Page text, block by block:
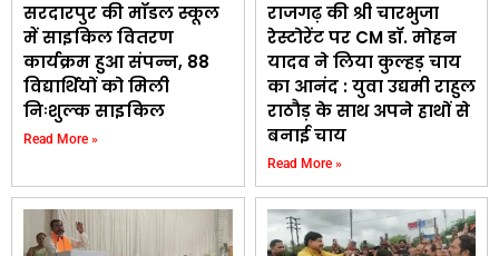
सरदारपुर की मॉडल स्कूल
में साइकिल वितरण
कार्यक्रम हुआ संपन्न, 88
विद्यार्थियों को मिली
निःशुल्क साइकिल
Read More »
राजगढ़ की श्री चारभुजा
रेस्टोरेंट पर CM डॉ. मोहन
यादव ने लिया कुल्हड़ चाय
का आनंद : युवा उद्यमी राहुल
राठौड़ के साथ अपने हाथों से
बनाई चाय
Read More »